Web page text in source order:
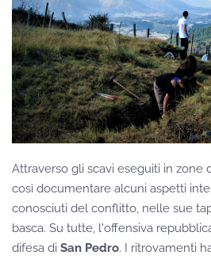
Attraverso gli scavi eseguiti in zone
così documentare alcuni aspetti
conosciuti del conflitto, nelle sue
basca. Su tutte, l'offensiva
difesa di San Pedro. I ritrovamenti